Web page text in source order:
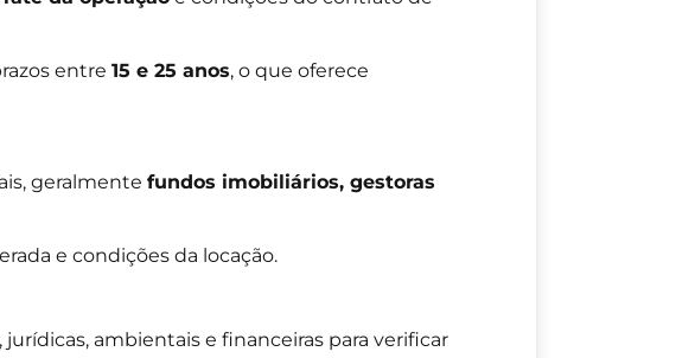
entre 15 e 25 anos, o que oferece
geralmente fundos imobiliários, gestoras
e condições da locação.
ambientais e financeiras para verificar